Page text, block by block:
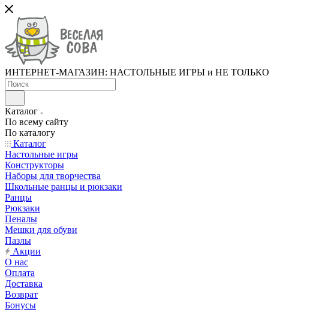
ИНТЕРНЕТ-МАГАЗИН: НАСТОЛЬНЫЕ ИГРЫ и НЕ ТОЛЬКО
Каталог
По всему сайту
По каталогу
Каталог
Настольные игры
Конструкторы
Наборы для творчества
Школьные ранцы и рюкзаки
Ранцы
Рюкзаки
Пеналы
Мешки для обуви
Пазлы
Акции
О нас
Оплата
Доставка
Возврат
Бонусы